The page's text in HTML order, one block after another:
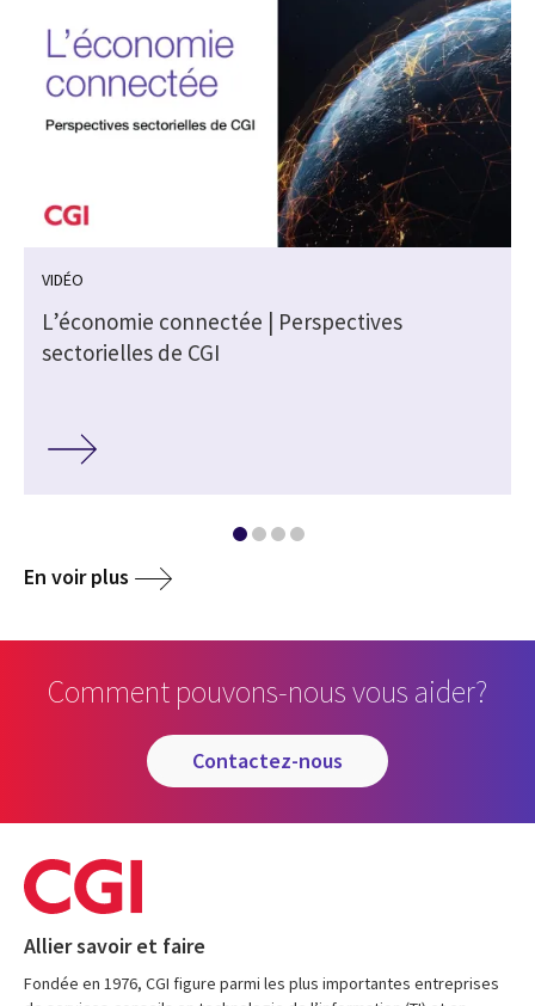
VIDÉO
L’économie connectée | Perspectives
sectorielles de CGI
En voir plus
Comment pouvons-nous vous aider?
contactez-nous
Allier savoir et faire
Fondée en 1976, CGI figure parmi les plus importantes entreprises